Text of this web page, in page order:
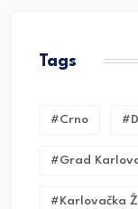
Tags
#crno
#grad
#karlovačka